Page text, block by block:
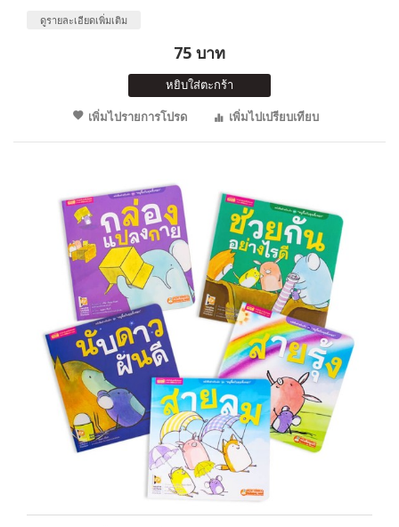
ดูรายละเอียดเพิ่มเติม
75 บาท
หยิบใส่ตะกร้า
เพิ่มไปรายการโปรด
เพิ่มไปเปรียบเทียบ